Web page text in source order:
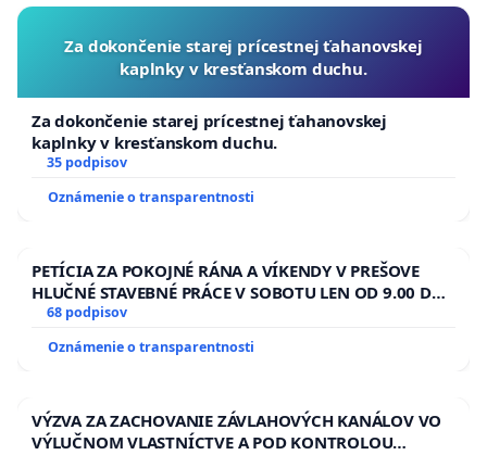
Za dokončenie starej prícestnej ťahanovskej
kaplnky v kresťanskom duchu.
Za dokončenie starej prícestnej ťahanovskej
kaplnky v kresťanskom duchu.
35 podpisov
Oznámenie o transparentnosti
PETÍCIA ZA POKOJNÉ RÁNA A VÍKENDY V PREŠOVE
HLUČNÉ STAVEBNÉ PRÁCE V SOBOTU LEN OD 9.00 DO
13.00 HOD., CEZ PRACOVNÝ TÝŽDEŇ CIEĽ 8.00 – 18.00
HOD. A PRAVIDELNÁ KONTROLA STAVBY C-AREA NA
ĎUMBIERSKEJ/MAGU
68 podpisov
Oznámenie o transparentnosti
VÝZVA ZA ZACHOVANIE ZÁVLAHOVÝCH KANÁLOV VO
VÝLUČNOM VLASTNÍCTVE A POD KONTROLOU